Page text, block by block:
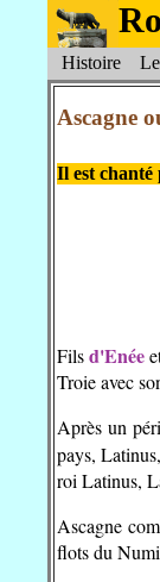
Histoire
Ascagne
Il est
Filsd'Enée
Troie avec
Après un
pays,
roi Latinus,
Ascagne
flots du